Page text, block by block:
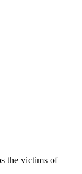
the victims of